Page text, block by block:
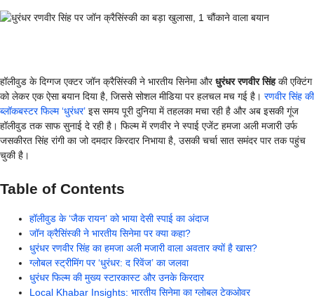
हॉलीवुड के दिग्गज एक्टर जॉन क्रैसिंस्की ने भारतीय सिनेमा औरधुरंधर रणवीर सिंहकी एक्टिंग
को लेकर एक ऐसा बयान दिया है, जिससे सोशल मीडिया पर हलचल मच गई है। रणवीर सिंह की
ब्लॉकबस्टर फिल्म ‘धुरंधर’ इस समय पूरी दुनिया में तहलका मचा रही है और अब इसकी गूंज
हॉलीवुड तक साफ सुनाई दे रही है। फिल्म में रणवीर ने स्पाई एजेंट हमजा अली मजारी उर्फ
जसकीरत सिंह रांगी का जो दमदार किरदार निभाया है, उसकी चर्चा सात समंदर पार तक पहुंच
चुकी है।
Table of Contents
हॉलीवुड के ‘जैक रायन’ को भाया देसी स्पाई का अंदाज
जॉन क्रैसिंस्की ने भारतीय सिनेमा पर क्या कहा?
धुरंधर रणवीर सिंह का हमजा अली मजारी वाला अवतार क्यों है खास?
ग्लोबल स्ट्रीमिंग पर ‘धुरंधर: द रिवेंज’ का जलवा
धुरंधर फिल्म की मुख्य स्टारकास्ट और उनके किरदार
Local Khabar Insights: भारतीय सिनेमा का ग्लोबल टेकओवर